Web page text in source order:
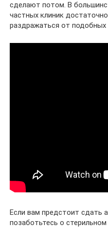
сделают потом. В
частных клиник
раздражаться от подобных
Если вам предстоит сдать
позаботьтесь о